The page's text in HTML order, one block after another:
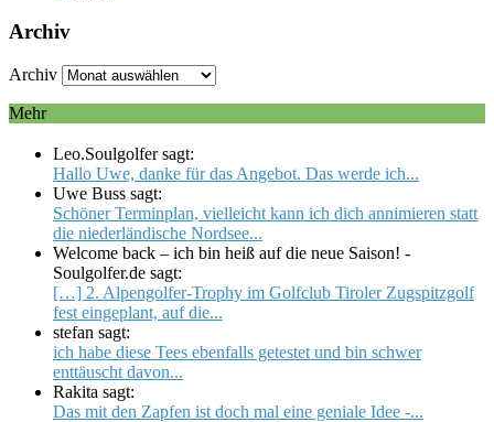
Archiv
Archiv
Mehr
Leo.Soulgolfer sagt:
Hallo Uwe, danke für das Angebot. Das werde ich...
Uwe Buss sagt:
Schöner Terminplan, vielleicht kann ich dich annimieren statt
die niederländische Nordsee...
Welcome back – ich bin heiß auf die neue Saison! -
Soulgolfer.de sagt:
[…] 2. Alpengolfer-Trophy im Golfclub Tiroler Zugspitzgolf
fest eingeplant, auf die...
stefan sagt:
ich habe diese Tees ebenfalls getestet und bin schwer
enttäuscht davon...
Rakita sagt:
Das mit den Zapfen ist doch mal eine geniale Idee -...